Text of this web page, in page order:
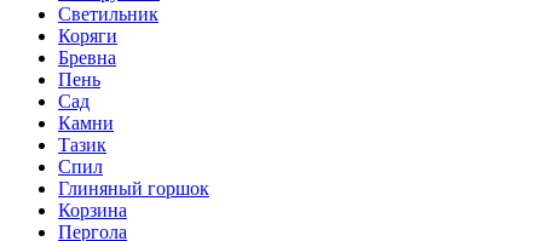
Светильник
Коряги
Бревна
Пень
Сад
Камни
Тазик
Спил
Глиняный горшок
Корзина
Пергола